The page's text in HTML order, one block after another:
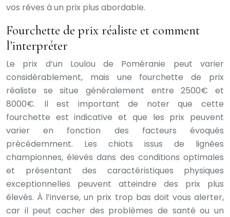
vos rêves à un prix plus abordable.
Fourchette de prix réaliste et comment
l’interpréter
Le prix d’un Loulou de Poméranie peut varier
considérablement, mais une fourchette de prix
réaliste se situe généralement entre 2500€ et
8000€. Il est important de noter que cette
fourchette est indicative et que les prix peuvent
varier en fonction des facteurs évoqués
précédemment. Les chiots issus de lignées
championnes, élevés dans des conditions optimales
et présentant des caractéristiques physiques
exceptionnelles peuvent atteindre des prix plus
élevés. À l’inverse, un prix trop bas doit vous alerter,
car il peut cacher des problèmes de santé ou un